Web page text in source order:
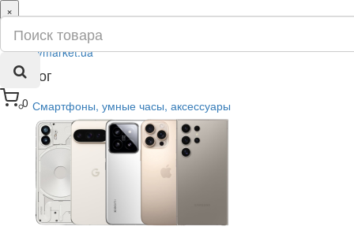
0
×
ru
ua
Каталог
Смартфоны, умные часы, аксессуары